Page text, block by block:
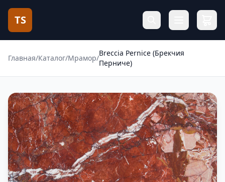
TS
Главная/Каталог/Мрамор/
Breccia Pernice (Брекчия
Перниче)